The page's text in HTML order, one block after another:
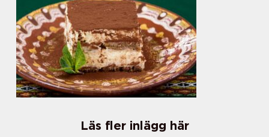
Läs fler inlägg här